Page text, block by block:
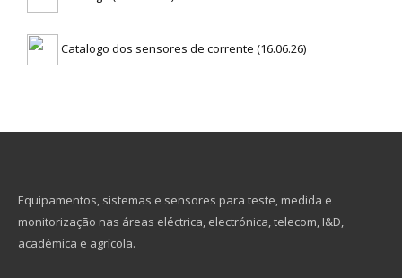
Catalogo dos sensores de corrente (16.06.26)
Equipamentos, sistemas e sensores para teste, medida e
monitorização nas áreas eléctrica, electrónica, telecom, I&D,
académica e agrícola.